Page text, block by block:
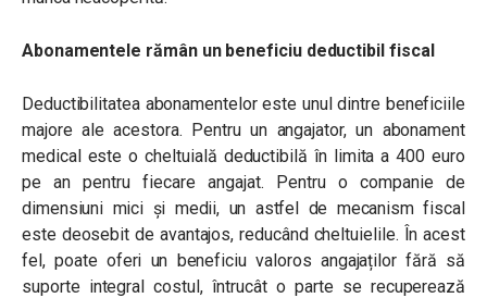
Abonamentele rămân un beneficiu deductibil fiscal
Deductibilitatea abonamentelor este unul dintre beneficiile
majore ale acestora. Pentru un angajator, un abonament
medical este o cheltuială deductibilă în limita a 400 euro
pe an pentru fiecare angajat. Pentru o companie de
dimensiuni mici și medii, un astfel de mecanism fiscal
este deosebit de avantajos, reducând cheltuielile. În acest
fel, poate oferi un beneficiu valoros angajaților fără să
suporte integral costul, întrucât o parte se recuperează